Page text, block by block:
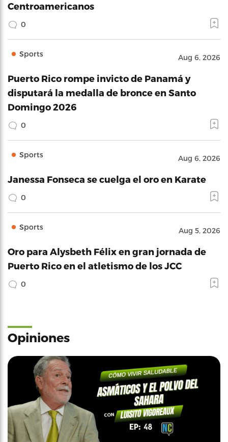
Centroamericanos
0
Sports Aug 6, 2026
Puerto Rico rompe invicto de Panamá y
disputará la medalla de bronce en Santo
Domingo 2026
0
Sports Aug 6, 2026
Janessa Fonseca se cuelga el oro en Karate
0
Sports Aug 5, 2026
Oro para Alysbeth Félix en gran jornada de
Puerto Rico en el atletismo de los JCC
0
Opiniones